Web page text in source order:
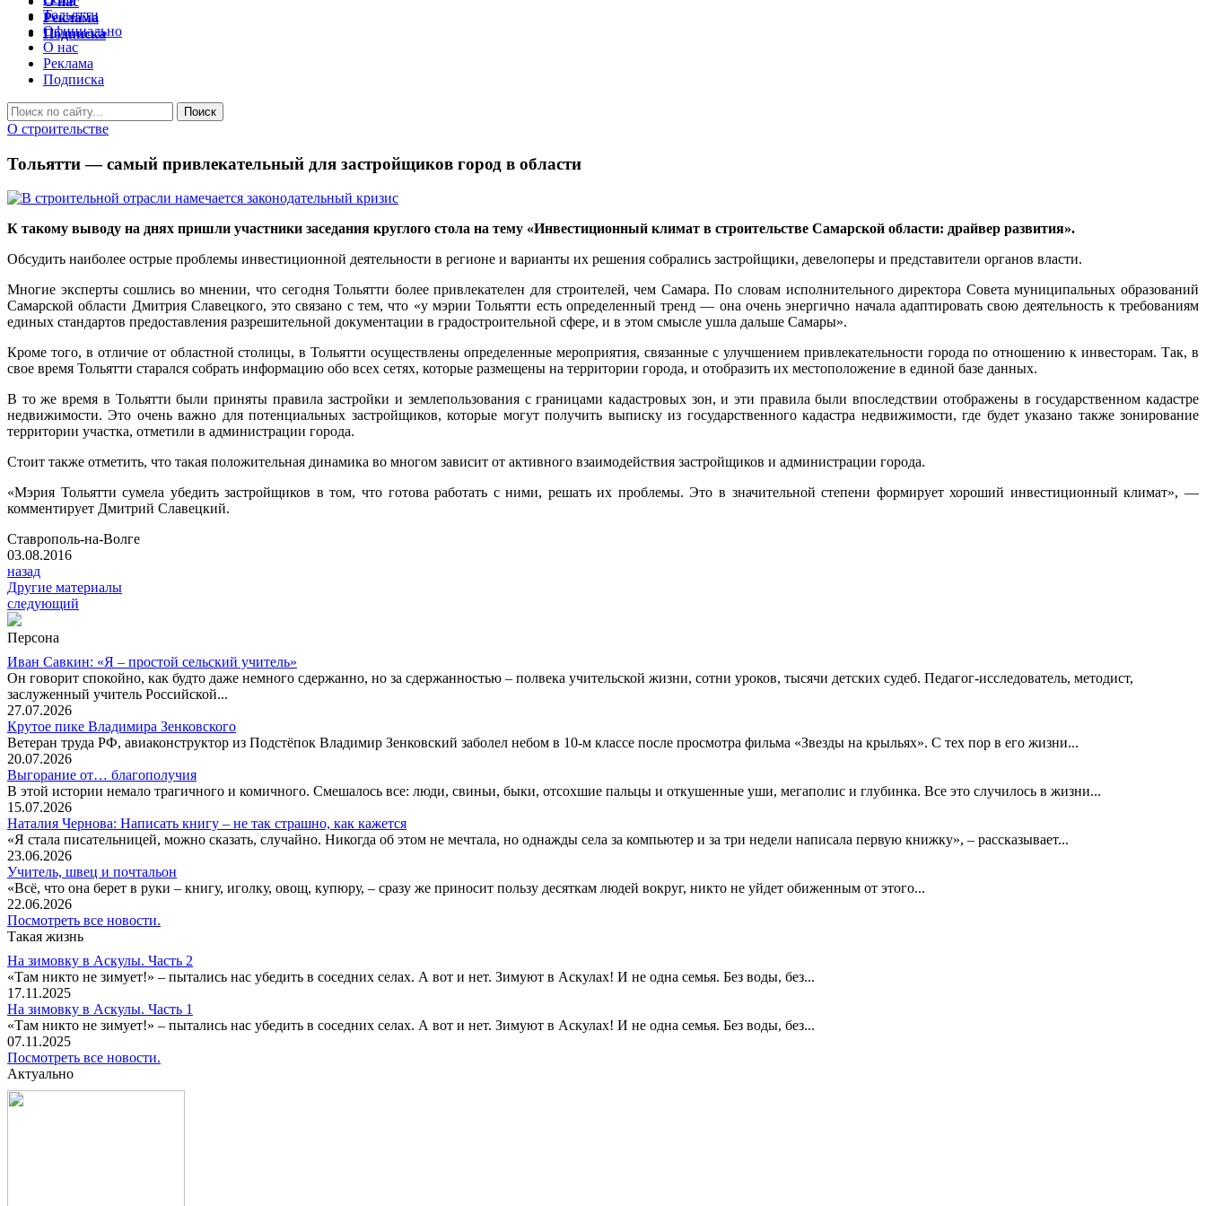
Тольятти
Официально
О нас
Реклама
Подписка
О строительстве
Тольятти — самый привлекательный для застройщиков город в области
К такому выводу на днях пришли участники заседания круглого стола на тему «Инвестиционный климат в строительстве Самарской области: драйвер развития».
Обсудить наиболее острые проблемы инвестиционной деятельности в регионе и варианты их решения собрались застройщики, девелоперы и представители органов власти.
Многие эксперты сошлись во мнении, что сегодня Тольятти более привлекателен для строителей, чем Самара. По словам исполнительного директора Совета муниципальных образований
Самарской области Дмитрия Славецкого, это связано с тем, что «у мэрии Тольятти есть определенный тренд — она очень энергично начала адаптировать свою деятельность к требованиям
единых стандартов предоставления разрешительной документации в градостроительной сфере, и в этом смысле ушла дальше Самары».
Кроме того, в отличие от областной столицы, в Тольятти осуществлены определенные мероприятия, связанные с улучшением привлекательности города по отношению к инвесторам. Так, в
свое время Тольятти старался собрать информацию обо всех сетях, которые размещены на территории города, и отобразить их местоположение в единой базе данных.
В то же время в Тольятти были приняты правила застройки и землепользования с границами кадастровых зон, и эти правила были впоследствии отображены в государственном кадастре
недвижимости. Это очень важно для потенциальных застройщиков, которые могут получить выписку из государственного кадастра недвижимости, где будет указано также зонирование
территории участка, отметили в администрации города.
Стоит также отметить, что такая положительная динамика во многом зависит от активного взаимодействия застройщиков и администрации города.
«Мэрия Тольятти сумела убедить застройщиков в том, что готова работать с ними, решать их проблемы. Это в значительной степени формирует хороший инвестиционный климат», —
комментирует Дмитрий Славецкий.
Ставрополь-на-Волге
03.08.2016
назад
Другие материалы
следующий
Персона
Иван Савкин: «Я – простой сельский учитель»
Он говорит спокойно, как будто даже немного сдержанно, но за сдержанностью – полвека учительской жизни, сотни уроков, тысячи детских судеб. Педагог-исследователь, методист,
заслуженный учитель Российской...
27.07.2026
Крутое пике Владимира Зенковского
Ветеран труда РФ, авиаконструктор из Подстёпок Владимир Зенковский заболел небом в 10-м классе после просмотра фильма «Звезды на крыльях». С тех пор в его жизни...
20.07.2026
Выгорание от… благополучия
В этой истории немало трагичного и комичного. Смешалось все: люди, свиньи, быки, отсохшие пальцы и откушенные уши, мегаполис и глубинка. Все это случилось в жизни...
15.07.2026
Наталия Чернова: Написать книгу – не так страшно, как кажется
«Я стала писательницей, можно сказать, случайно. Никогда об этом не мечтала, но однажды села за компьютер и за три недели написала первую книжку», – рассказывает...
23.06.2026
Учитель, швец и почтальон
«Всё, что она берет в руки – книгу, иголку, овощ, купюру, – сразу же приносит пользу десяткам людей вокруг, никто не уйдет обиженным от этого...
22.06.2026
Посмотреть все новости.
Такая жизнь
На зимовку в Аскулы. Часть 2
«Там никто не зимует!» – пытались нас убедить в соседних селах. А вот и нет. Зимуют в Аскулах! И не одна семья. Без воды, без...
17.11.2025
На зимовку в Аскулы. Часть 1
«Там никто не зимует!» – пытались нас убедить в соседних селах. А вот и нет. Зимуют в Аскулах! И не одна семья. Без воды, без...
07.11.2025
Посмотреть все новости.
Актуально
Реклама
Подписка